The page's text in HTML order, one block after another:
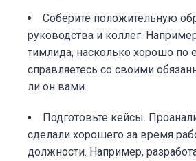
Соберите положительную
руководства и коллег.
тимлида, насколько хорошо
справляетесь со своими
ли он вами.
Подготовьте кейсы.
сделали хорошего за время
должности. Например,